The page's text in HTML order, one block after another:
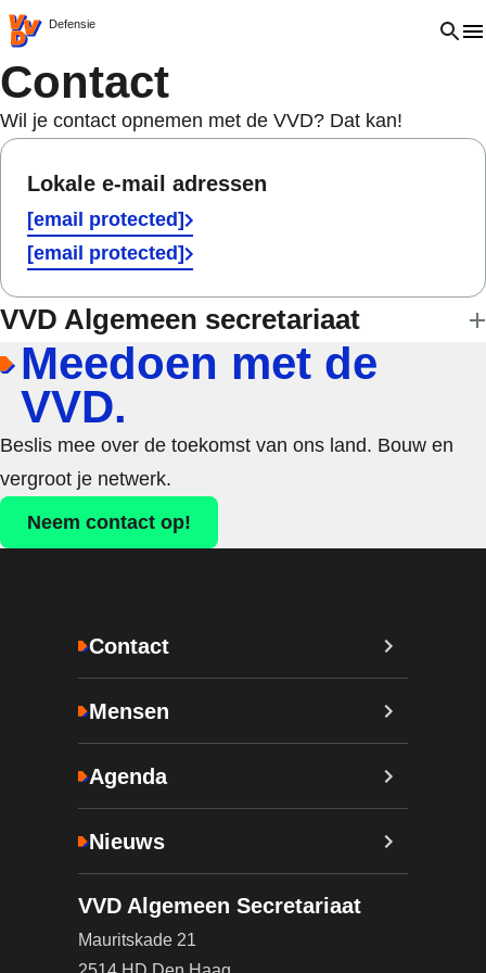
VVD.nl - Ga naar de homepage
Defensie Open
Contact
Wil je contact opnemen met de VVD? Dat kan!
Lokale e-mail adressen
[email protected]
[email protected]
VVD Algemeen secretariaat
Meedoen met de
VVD.
Beslis mee over de toekomst van ons land. Bouw en
vergroot je netwerk.
Neem contact op!
Contact
Mensen
Agenda
Nieuws
VVD Algemeen Secretariaat
Mauritskade 21